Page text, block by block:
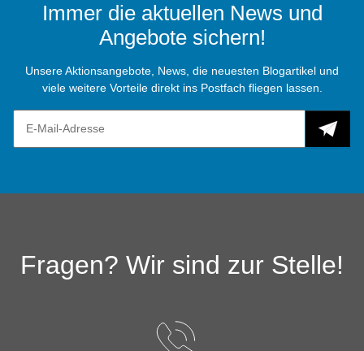
Immer die aktuellen News und
Angebote sichern!
Unsere Aktionsangebote, News, die neuesten Blogartikel und
viele weitere Vorteile direkt ins Postfach fliegen lassen.
Fragen? Wir sind zur Stelle!